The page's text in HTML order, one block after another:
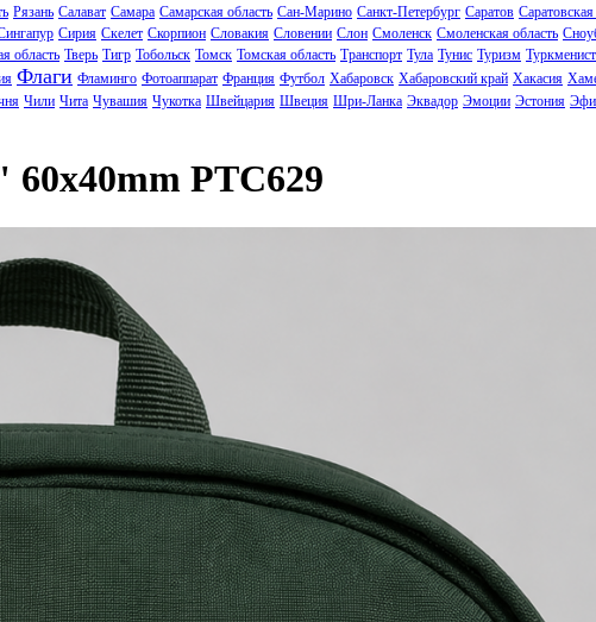
Рязань Салават Самара Самарская область Сан-Марино Санкт-Петербург Саратов Саратовская
Сирия Скелет Скорпион Словакия Словении Слон Смоленск Смоленская область
область Тверь Тигр Тобольск Томск Томская область Транспорт Тула Тунис Туризм
Флаги Фламинго Фотоаппарат Франция Футбол Хабаровск Хабаровский край Хакасия
Чили Чита Чувашия Чукотка Швейцария Швеция Шри-Ланка Эквадор Эмоции Эстония
PTC629